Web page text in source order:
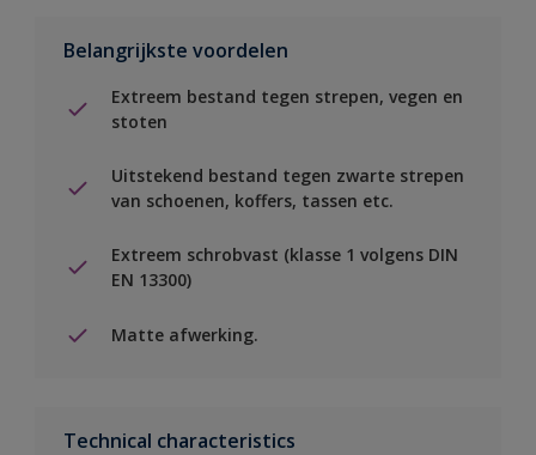
Belangrijkste voordelen
Extreem bestand tegen strepen, vegen en
stoten
Uitstekend bestand tegen zwarte strepen
van schoenen, koffers, tassen etc.
Extreem schrobvast (klasse 1 volgens DIN
EN 13300)
Matte afwerking.
Technical characteristics